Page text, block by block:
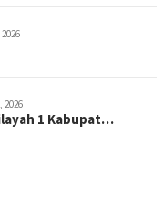
2026
1 Kabupat…